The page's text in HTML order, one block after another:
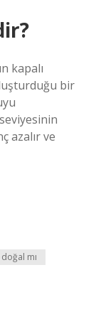
kapalı
bir
azalır ve
mı